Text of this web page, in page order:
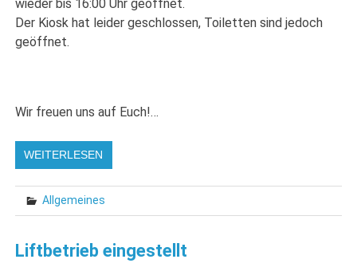
wieder bis 16:00 Uhr geöffnet.
Der Kiosk hat leider geschlossen, Toiletten sind jedoch
geöffnet.
Wir freuen uns auf Euch!…
WEITERLESEN
Allgemeines
Liftbetrieb eingestellt